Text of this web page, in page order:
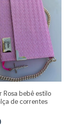
Rosa bebê estilo
de correntes